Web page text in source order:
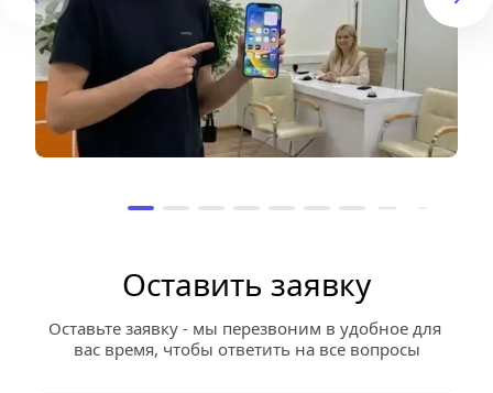
Оставить заявку
Оставьте заявку - мы перезвоним в удобное для
вас время, чтобы ответить на все вопросы